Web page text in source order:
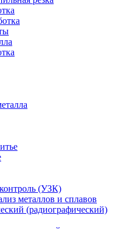
(УЗК)
металлов и сплавов
(радиографический)